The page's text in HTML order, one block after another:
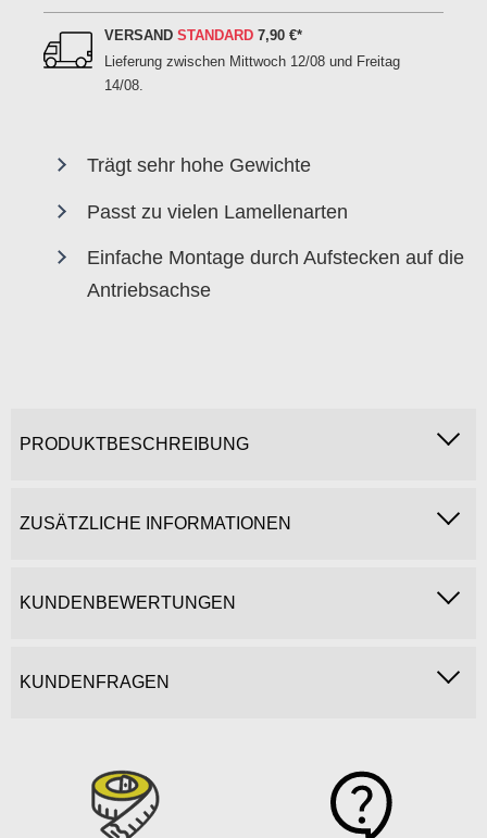
VERSANDSTANDARD 7,90 €*
Lieferung zwischen Mittwoch 12/08 und Freitag
14/08.
Trägt sehr hohe Gewichte
Passt zu vielen Lamellenarten
Einfache Montage durch Aufstecken auf die
Antriebsachse
PRODUKTBESCHREIBUNG
ZUSÄTZLICHE INFORMATIONEN
KUNDENBEWERTUNGEN
KUNDENFRAGEN